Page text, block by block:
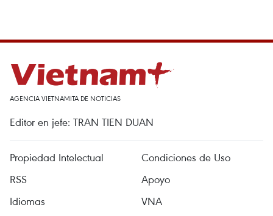
AGENCIA VIETNAMITA DE NOTICIAS
Editor en jefe: TRAN TIEN DUAN
Propiedad Intelectual
Condiciones de Uso
RSS
Apoyo
Idiomas
VNA